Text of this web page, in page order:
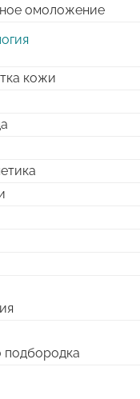
омоложение
кожи
подбородка